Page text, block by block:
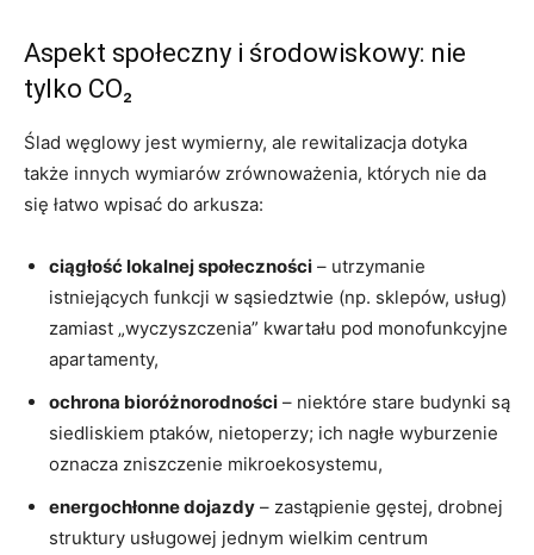
Aspekt społeczny i środowiskowy: nie
tylko CO₂
Ślad węglowy jest wymierny, ale rewitalizacja dotyka
także innych wymiarów zrównoważenia, których nie da
się łatwo wpisać do arkusza:
ciągłość lokalnej społeczności – utrzymanie
istniejących funkcji w sąsiedztwie (np. sklepów, usług)
zamiast „wyczyszczenia” kwartału pod monofunkcyjne
apartamenty,
ochrona bioróżnorodności – niektóre stare budynki są
siedliskiem ptaków, nietoperzy; ich nagłe wyburzenie
oznacza zniszczenie mikroekosystemu,
energochłonne dojazdy – zastąpienie gęstej, drobnej
struktury usługowej jednym wielkim centrum